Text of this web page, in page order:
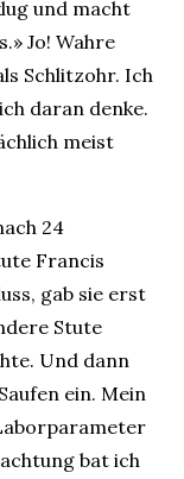
und macht
Jo! Wahre
Schlitzohr. Ich
daran denke.
meist
24
Francis
gab sie erst
Stute
Und dann
ein. Mein
bat ich